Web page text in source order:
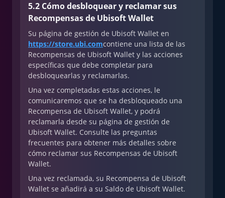
5.2 Cómo desbloquear y reclamar sus
Recompensas de Ubisoft Wallet
Su página de gestión de Ubisoft Wallet en
https://store.ubi.comcontiene una lista de las
Recompensas de Ubisoft Wallet y las acciones
específicas que debe completar para
desbloquearlas y reclamarlas.
Una vez completadas estas acciones, le
comunicaremos que se ha desbloqueado una
Recompensa de Ubisoft Wallet, y podrá
reclamarla desde su página de gestión de
Ubisoft Wallet. Consulte las preguntas
frecuentes para obtener más detalles sobre
cómo reclamar sus Recompensas de Ubisoft
Wallet.
Una vez reclamada, su Recompensa de Ubisoft
Wallet se añadirá a su Saldo de Ubisoft Wallet.